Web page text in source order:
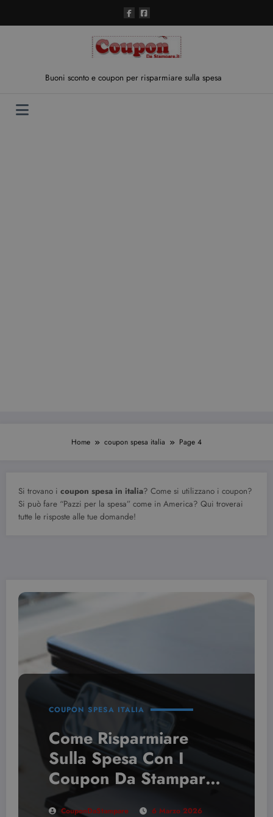
contenuto
Buoni sconto e coupon per risparmiare sulla spesa
Home coupon spesa italia Page 4
Si trovano i coupon spesa in italia? Come si utilizzano i coupon?
Si può fare “Pazzi per la spesa” come in America? Qui troverai
tutte le risposte alle tue domande!
COUPON SPESA ITALIA
Come Risparmiare
Sulla Spesa Con I
Coupon Da Stampare:
Guida 2026
CouponDaStampare 6 Marzo 2026